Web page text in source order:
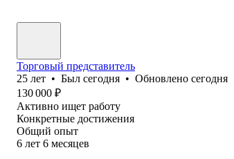
Торговый представитель
25 лет • Был сегодня • Обновлено сегодня
130 000 ₽
Активно ищет работу
Конкретные достижения
Общий опыт
6 лет 6 месяцев